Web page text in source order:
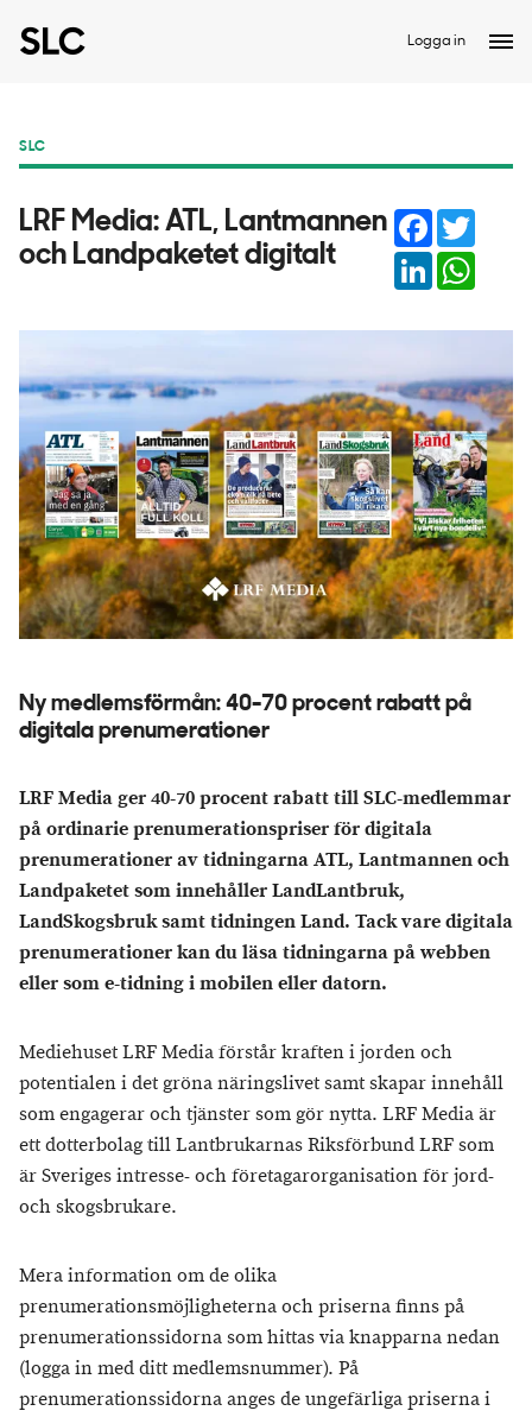
Logga in
SLC
LRF Media: ATL, Lantmannen
och Landpaketet digitalt
Facebook
LinkedIn
Ny medlemsförmån: 40-70 procent rabatt på
digitala prenumerationer
LRF Media ger 40-70 procent rabatt till SLC-medlemmar
på ordinarie prenumerationspriser för digitala
prenumerationer av tidningarna ATL, Lantmannen och
Landpaketet som innehåller LandLantbruk,
LandSkogsbruk samt tidningen Land. Tack vare digitala
prenumerationer kan du läsa tidningarna på webben
eller som e-tidning i mobilen eller datorn.
Mediehuset LRF Media förstår kraften i jorden och
potentialen i det gröna näringslivet samt skapar innehåll
som engagerar och tjänster som gör nytta. LRF Media är
ett dotterbolag till Lantbrukarnas Riksförbund LRF som
är Sveriges intresse- och företagarorganisation för jord-
och skogsbrukare.
Mera information om de olika
prenumerationsmöjligheterna och priserna finns på
prenumerationssidorna som hittas via knapparna nedan
(logga in med ditt medlemsnummer). På
prenumerationssidorna anges de ungefärliga priserna i